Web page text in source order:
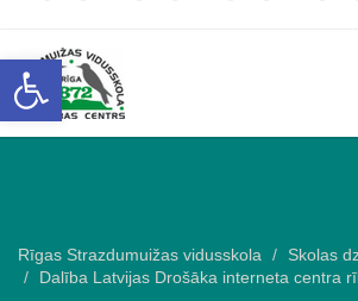
Open toolbar
Rīgas Strazdumuižas vidusskola
Skolas
Dalība Latvijas Drošāka interneta centra